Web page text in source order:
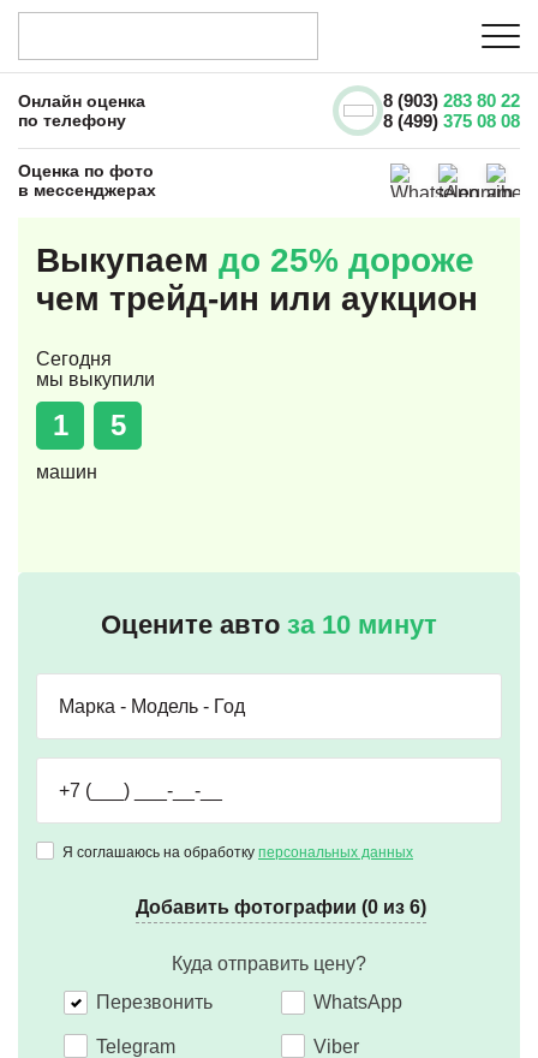
Онлайн оценка
по телефону
8 (903) 283 80 22
8 (499) 375 08 08
Оценка по фото
в мессенджерах
Выкупаем до 25% дороже
чем трейд-ин или аукцион
Сегодня
мы выкупили
1 5
машин
Оцените авто за 10 минут
Я соглашаюсь на обработку персональных данных
Добавить фотографии (0 из 6)
Куда отправить цену?
Перезвонить
WhatsApp
Telegram Viber